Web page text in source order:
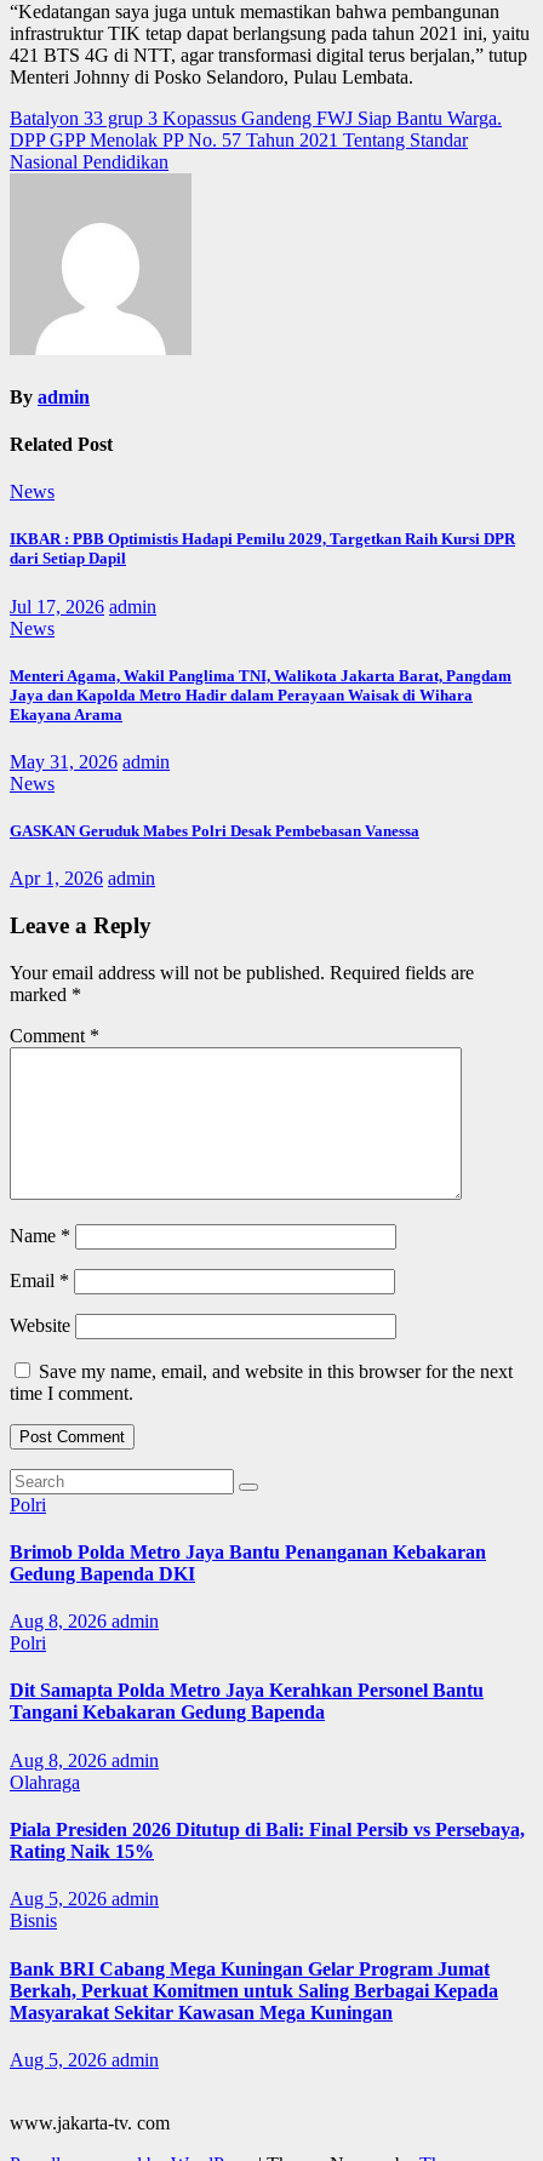
“Kedatangan saya juga untuk memastikan bahwa pembangunan
infrastruktur TIK tetap dapat berlangsung pada tahun 2021 ini, yaitu
421 BTS 4G di NTT, agar transformasi digital terus berjalan,” tutup
Menteri Johnny di Posko Selandoro, Pulau Lembata.
Post
navigation
Batalyon 33 grup 3 Kopassus Gandeng FWJ Siap Bantu Warga.
DPP GPP Menolak PP No. 57 Tahun 2021 Tentang Standar
Nasional Pendidikan
By admin
Related Post
News
IKBAR : PBB Optimistis Hadapi Pemilu 2029, Targetkan Raih Kursi DPR
dari Setiap Dapil
Jul 17, 2026 admin
News
Menteri Agama, Wakil Panglima TNI, Walikota Jakarta Barat, Pangdam
Jaya dan Kapolda Metro Hadir dalam Perayaan Waisak di Wihara
Ekayana Arama
May 31, 2026 admin
News
GASKAN Geruduk Mabes Polri Desak Pembebasan Vanessa
Apr 1, 2026 admin
Leave a Reply
Your email address will not be published. Required fields are
marked *
Comment *
Name *
Email *
Website
Save my name, email, and website in this browser for the next
time I comment.
Polri
Brimob Polda Metro Jaya Bantu Penanganan Kebakaran
Gedung Bapenda DKI
Aug 8, 2026 admin
Polri
Dit Samapta Polda Metro Jaya Kerahkan Personel Bantu
Tangani Kebakaran Gedung Bapenda
Aug 8, 2026 admin
Olahraga
Piala Presiden 2026 Ditutup di Bali: Final Persib vs Persebaya,
Rating Naik 15%
Aug 5, 2026 admin
Bisnis
Bank BRI Cabang Mega Kuningan Gelar Program Jumat
Berkah, Perkuat Komitmen untuk Saling Berbagai Kepada
Masyarakat Sekitar Kawasan Mega Kuningan
Aug 5, 2026 admin
www.jakarta-tv. com